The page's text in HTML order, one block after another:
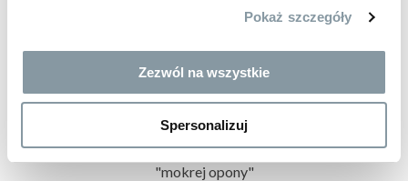
Pokaż szczegóły
Zezwól na wszystkie
Spersonalizuj
38 zł
BLACK
dressing / czernidło do opon, gumy i plastików - efekt
"mokrej opony"